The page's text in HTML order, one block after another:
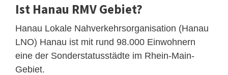
Ist Hanau RMV Gebiet?
Hanau Lokale Nahverkehrsorganisation (Hanau
LNO) Hanau ist mit rund 98.000 Einwohnern
eine der Sonderstatusstädte im Rhein-Main-
Gebiet.